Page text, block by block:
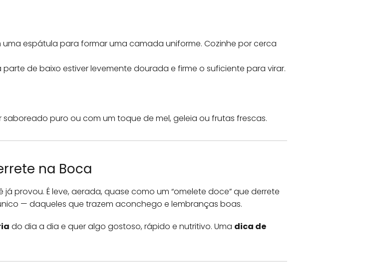
espátula para formar uma camada uniforme. Cozinhe por cerca
de baixo estiver levemente dourada e firme o suficiente para virar.
saboreado puro ou com um toque de mel, geleia ou frutas frescas.
na Boca
provou. É leve, aerada, quase como um “omelete doce” que derrete
— daqueles que trazem aconchego e lembranças boas.
do dia a dia e quer algo gostoso, rápido e nutritivo. Uma dica de